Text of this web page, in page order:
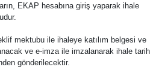
EKAP hesabına giriş yaparak ihale
mektubu ile ihaleye katılım belgesi ve
ve e-imza ile imzalanarak ihale tarih
gönderilecektir.